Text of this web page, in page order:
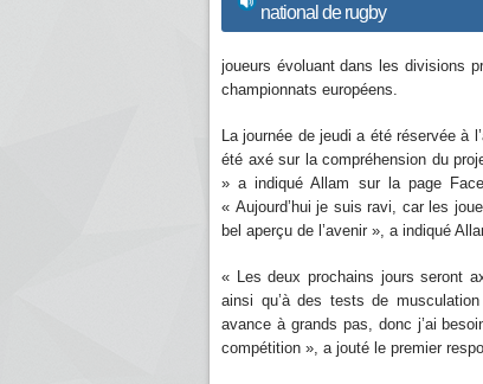
national de rugby
joueurs évoluant dans les divisions
championnats européens.
La journée de jeudi a été réservée à
été axé sur la compréhension du
» a indiqué Allam sur la page
« Aujourd’hui je suis ravi, car les
bel aperçu de l’avenir », a indiqué
« Les deux prochains jours seront
ainsi qu’à des tests de
avance à grands pas, donc j’ai
compétition », a jouté le premier